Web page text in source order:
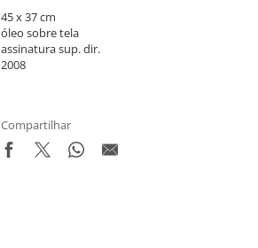
45 x 37 cm
óleo sobre tela
assinatura sup. dir.
2008
Compartilhar